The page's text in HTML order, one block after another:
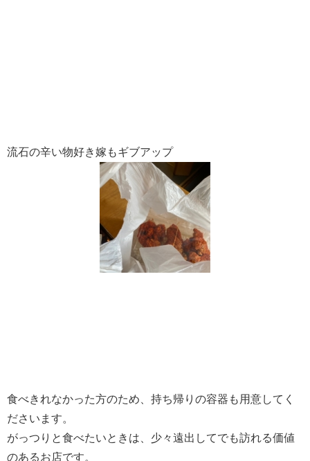
流石の辛い物好き嫁もギブアップ
食べきれなかった方のため、持ち帰りの容器も用意してく
ださいます。
がっつりと食べたいときは、少々遠出してでも訪れる価値
のあるお店です。